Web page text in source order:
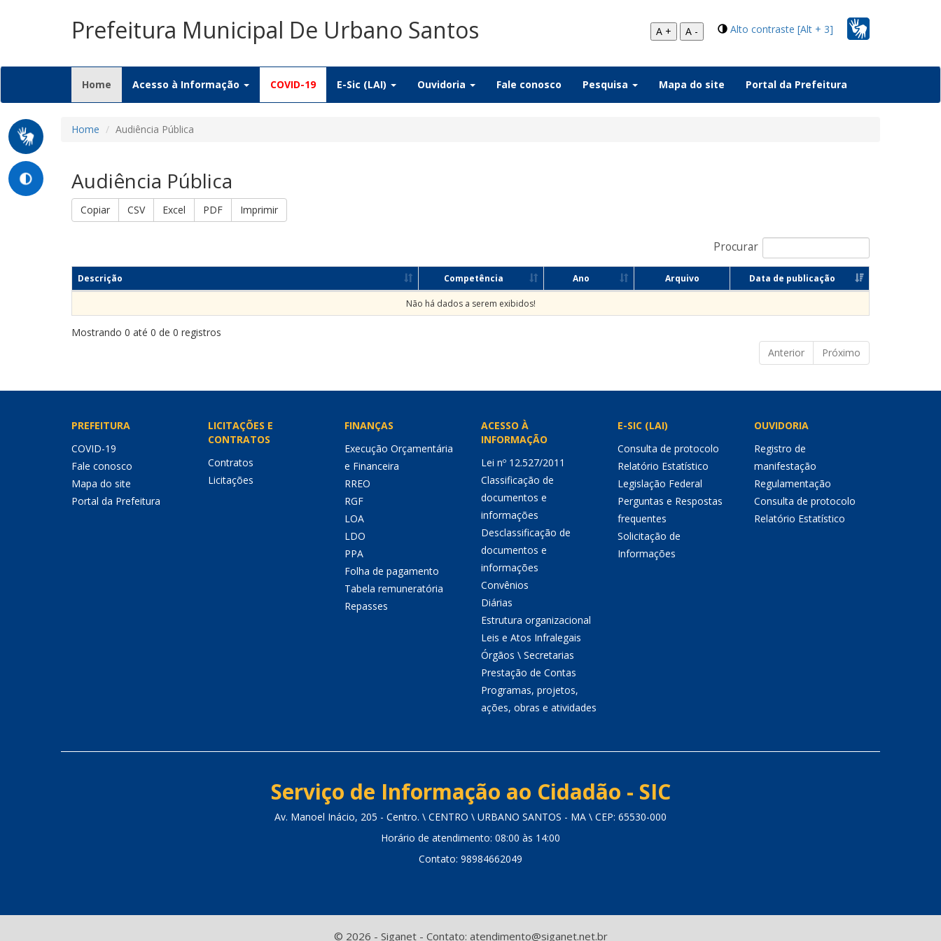
Prefeitura Municipal De Urbano Santos Alto contraste [Alt + 3]
A + A -
Home (current)
Acesso à Informação COVID-19 E-Sic (LAI) Ouvidoria Fale conosco Pesquisa Mapa do site Portal da Prefeitura
Home Audiência Pública
Audiência Pública
Copiar CSV Excel PDF Imprimir
Procurar
Descrição Competência Ano Arquivo Data de publicação
Não há dados a serem exibidos!
Mostrando 0 até 0 de 0 registros
Anterior
Próximo
PREFEITURA
COVID-19
Fale conosco
Mapa do site
Portal da Prefeitura
LICITAÇÕES E
CONTRATOS
Contratos
Licitações
FINANÇAS
Execução Orçamentária
e Financeira
RREO
RGF
LOA
LDO
PPA
Folha de pagamento
Tabela remuneratória
Repasses
ACESSO À
INFORMAÇÃO
Lei nº 12.527/2011
Classificação de
documentos e
informações
Desclassificação de
documentos e
informações
Convênios
Diárias
Estrutura organizacional
Leis e Atos Infralegais
Órgãos \ Secretarias
Prestação de Contas
Programas, projetos,
ações, obras e atividades
E-SIC (LAI)
Consulta de protocolo
Relatório Estatístico
Legislação Federal
Perguntas e Respostas
frequentes
Solicitação de
Informações
OUVIDORIA
Registro de
manifestação
Regulamentação
Consulta de protocolo
Relatório Estatístico
Serviço de Informação ao Cidadão - SIC
Av. Manoel Inácio, 205 - Centro. \ CENTRO \ URBANO SANTOS - MA \ CEP: 65530-000
Horário de atendimento: 08:00 às 14:00
Contato: 98984662049
© 2026 - Siganet - Contato: atendimento@siganet.net.br